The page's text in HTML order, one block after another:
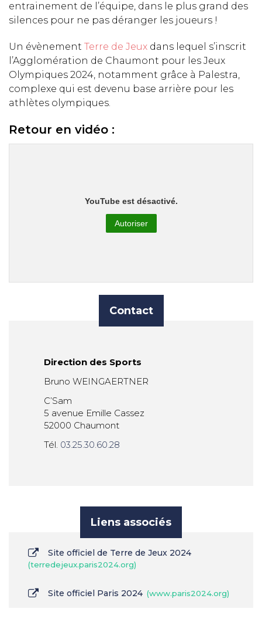
entrainement de l’équipe, dans le plus grand des
silences pour ne pas déranger les joueurs !
Un évènement Terre de Jeux dans lequel s’inscrit
l’Agglomération de Chaumont pour les Jeux
Olympiques 2024, notamment grâce à Palestra,
complexe qui est devenu base arrière pour les
athlètes olympiques.
Retour en vidéo :
YouTube est désactivé.
Autoriser
Contact
Direction des Sports
Bruno WEINGAERTNER
C’Sam
5 avenue Emille Cassez
52000 Chaumont
Tél. 03.25.30.60.28
Liens associés
Site officiel de Terre de Jeux 2024
terredejeux.paris2024.org
Site officiel Paris 2024 www.paris2024.org